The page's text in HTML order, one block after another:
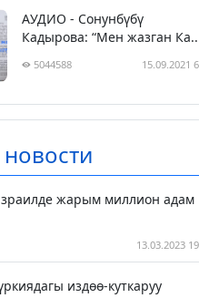
АУДИО - Сонунбүбү
Кадырова: “Мен жазган
5044588 15.09.2021
жарым миллион адам
13.03.2023
издөө-куткаруу